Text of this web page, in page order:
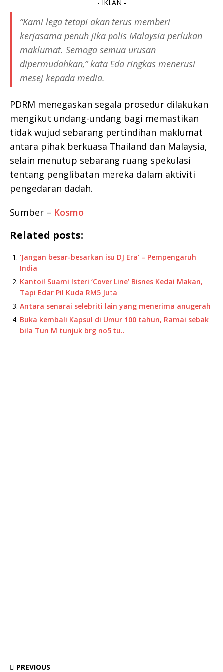
- IKLAN -
“Kami lega tetapi akan terus memberi
kerjasama penuh jika polis Malaysia perlukan
maklumat. Semoga semua urusan
dipermudahkan,” kata Eda ringkas menerusi
mesej kepada media.
PDRM menegaskan segala prosedur dilakukan
mengikut undang-undang bagi memastikan
tidak wujud sebarang pertindihan maklumat
antara pihak berkuasa Thailand dan Malaysia,
selain menutup sebarang ruang spekulasi
tentang penglibatan mereka dalam aktiviti
pengedaran dadah.
Sumber – Kosmo
Related posts:
‘Jangan besar-besarkan isu DJ Era’ – Pempengaruh
India
Kantoi! Suami Isteri ‘Cover Line’ Bisnes Kedai Makan,
Tapi Edar Pil Kuda RM5 Juta
Antara senarai selebriti lain yang menerima anugerah
Buka kembali Kapsul di Umur 100 tahun, Ramai sebak
bila Tun M tunjuk brg no5 tu..
PREVIOUS